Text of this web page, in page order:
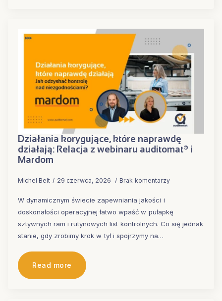
Działania korygujące, które naprawdę
działają: Relacja z webinaru auditomat® i
Mardom
Michel Belt 29 czerwca, 2026 Brak komentarzy
W dynamicznym świecie zapewniania jakości i
doskonałości operacyjnej łatwo wpaść w pułapkę
sztywnych ram i rutynowych list kontrolnych. Co się jednak
stanie, gdy zrobimy krok w tył i spojrzymy na…
Read more